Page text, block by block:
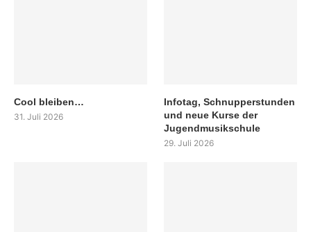
Cool bleiben…
31. Juli 2026
Infotag, Schnupperstunden
und neue Kurse der
Jugendmusikschule
29. Juli 2026